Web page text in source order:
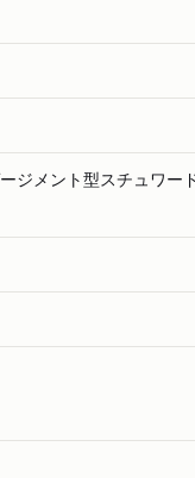
メント型スチュワー